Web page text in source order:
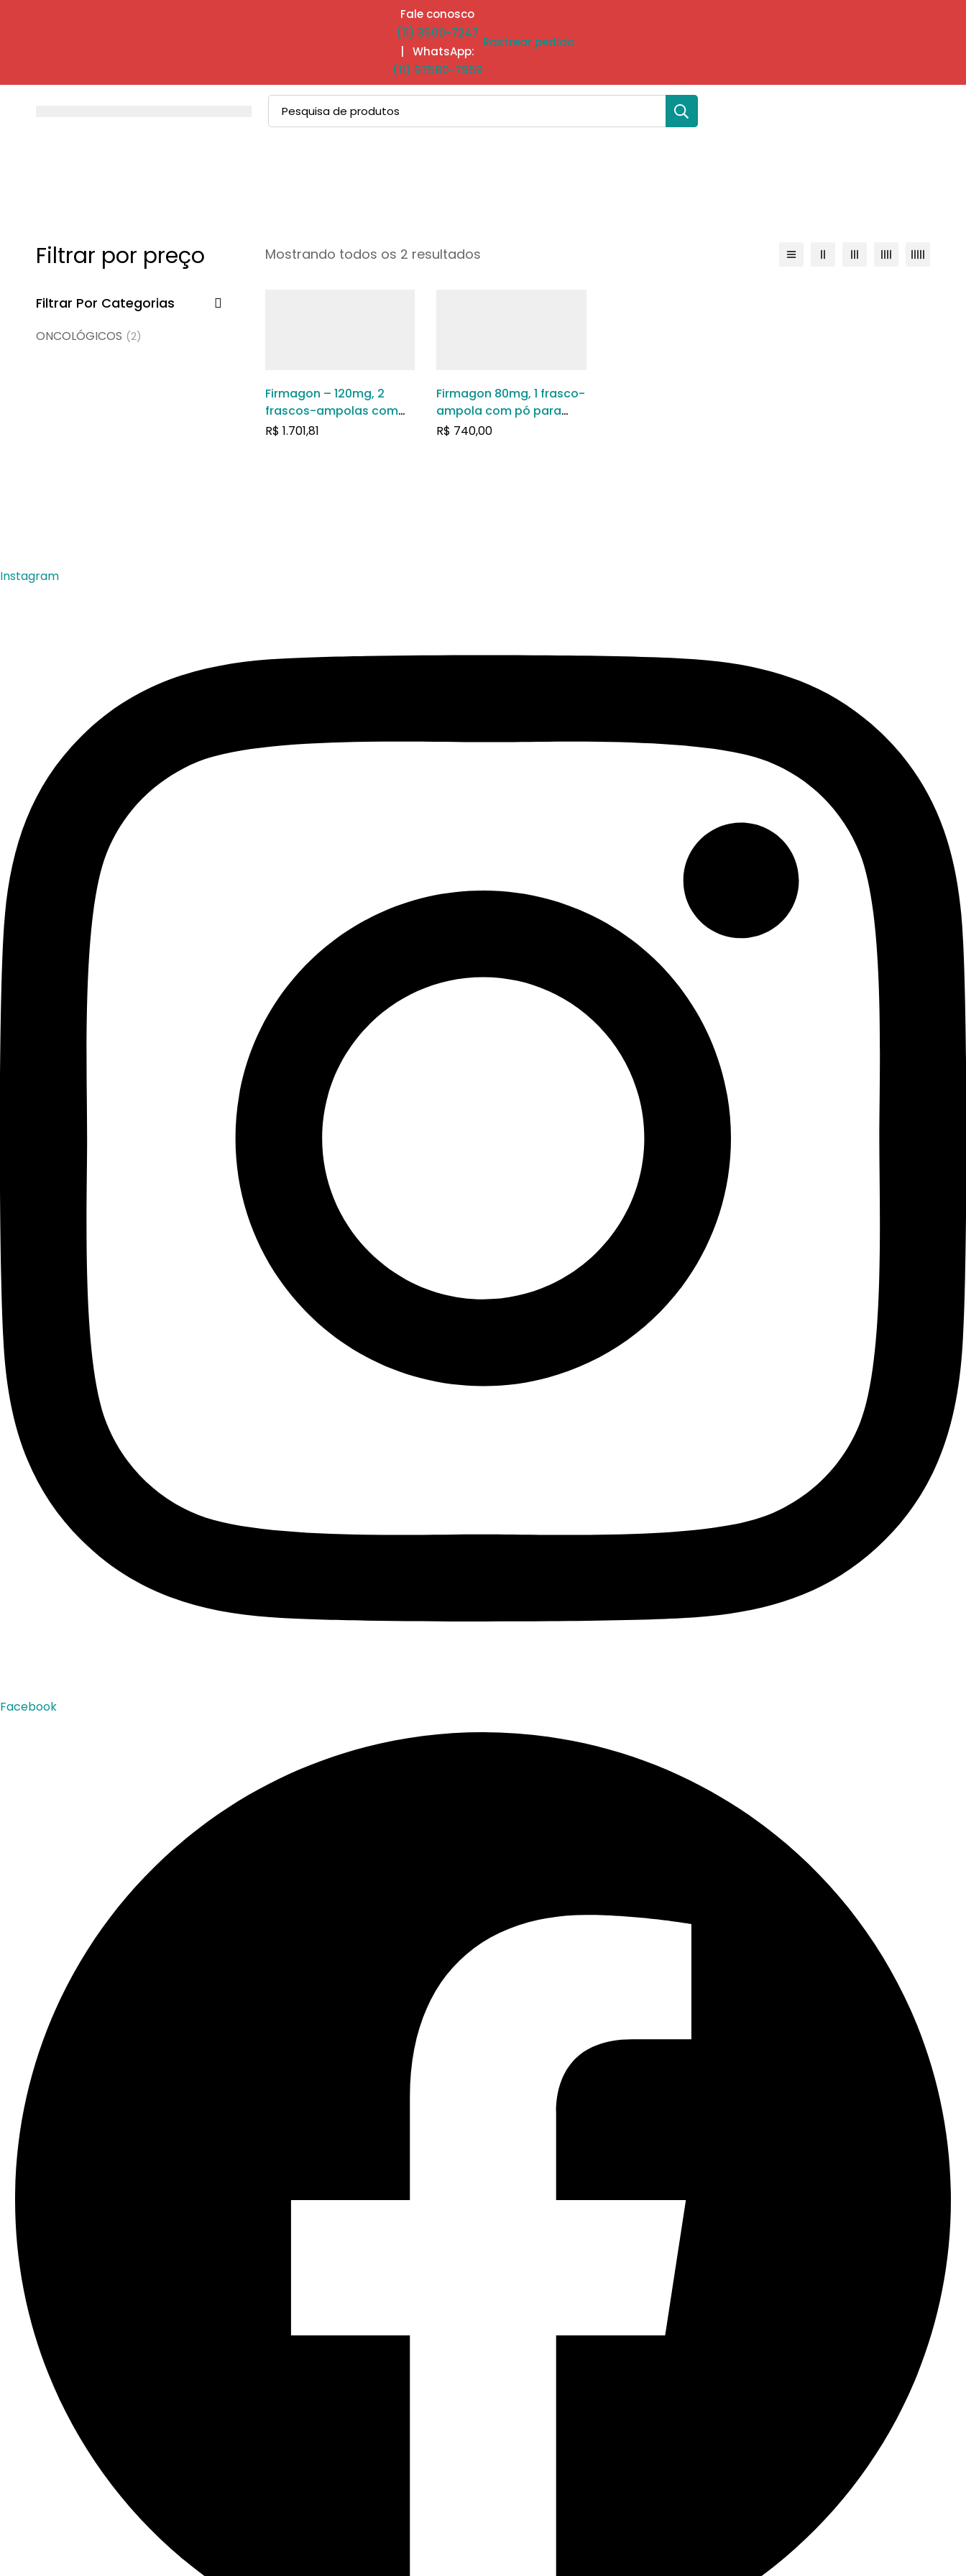
Fale conosco
(11) 3500-7247
| WhatsApp:
(11) 97580-7959
Rastrear pedido
Procurar
por:
Filtrar por preço
Filtrar Por Categorias
ONCOLÓGICOS (2)
Mostrando todos os 2 resultados
Firmagon – 120mg, 2
frascos-ampolas com
pó para solução de uso
R$ 1.701,81
Firmagon 80mg, 1 frasco-
ampola com pó para
solução de uso
R$ 740,00
Instagram
Facebook